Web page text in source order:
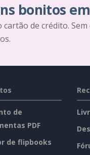
bonitos
cartão de crédito.
de
PDF
de flipbooks